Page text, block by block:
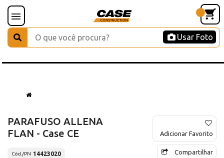
Usar Foto
PARAFUSO ALLENA
FLAN - Case CE
Cód./PN 14423020
Adicionar Favorito
Compartilhar